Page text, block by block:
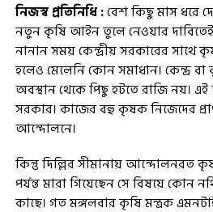
নিজস্ব প্রতিনিধি :বেশ কিছু মাস ধরে
নতুন কৃষি আইন তুলে নেওয়ার
নানান সময় কেন্দ্রীয় সরকারের
হলেও মেলেনি কোন সমাধান। কেন্দ্র
অবস্থান থেকে পিছু হটতে রাজি নয়।
সরকার। কাজের বহু কৃষক নিজেদের
আন্দোলনে।
কিন্তু দিল্লির সীমানায়
পর্যন্ত মারা গিয়েছেন সে বিষয়ে কোন
কাছে। গত মঙ্গলবার কৃষি মন্ত্রক